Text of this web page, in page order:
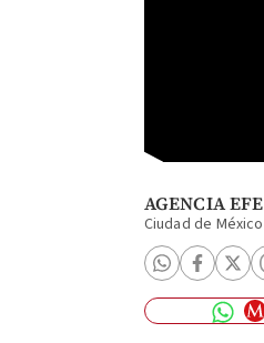
AGENCIA EFE
Ciudad de México